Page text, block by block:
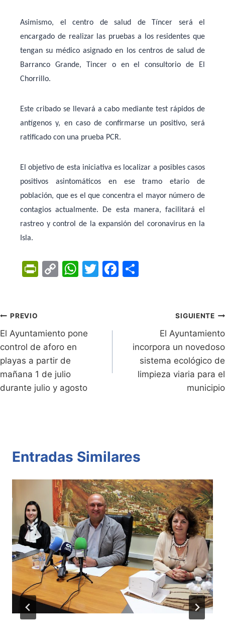
Asimismo, el centro de salud de Tíncer será el
encargado de realizar las pruebas a los residentes que
tengan su médico asignado en los centros de salud de
Barranco Grande, Tincer o en el consultorio de El
Chorrillo.
Este cribado se llevará a cabo mediante test rápidos de
antígenos y, en caso de confirmarse un positivo, será
ratificado con una prueba PCR.
El objetivo de esta iniciativa es localizar a posibles casos
positivos asintomáticos en ese tramo etario de
población, que es el que concentra el mayor número de
contagios actualmente. De esta manera, facilitará el
rastreo y control de la expansión del coronavirus en la
Isla.
Pr
e
n
dl
y
C
Li
n
k
W
A
T
F
tir
Navegación
de
entradas
PREVIO
El Ayuntamiento pone
control de aforo en
playas a partir de
mañana 1 de julio
durante julio y agosto
SIGUIENTE
El Ayuntamiento
incorpora un novedoso
sistema ecológico de
limpieza viaria para el
municipio
Entradas Similares